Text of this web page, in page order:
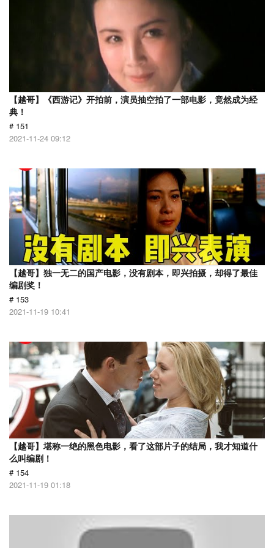
【越哥】《西游记》开拍前，演员抽空拍了一部电影，竟然成为经
典！
# 151
2021-11-24 09:12
【越哥】独一无二的国产电影，没有剧本，即兴拍摄，却得了最佳
编剧奖！
# 153
2021-11-19 10:41
【越哥】堪称一绝的黑色电影，看了这部片子的结局，我才知道什
么叫编剧！
# 154
2021-11-19 01:18